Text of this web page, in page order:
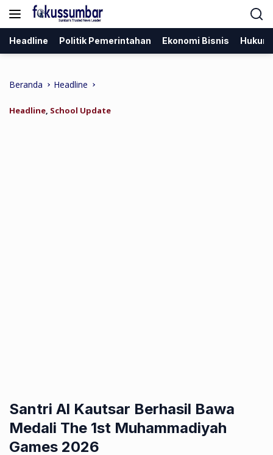
Langsung
Headline Politik Pemerintahan Ekonomi Bisnis Hukum
Beranda Headline
Headline, School Update
Santri Al Kautsar Berhasil Bawa
Medali The 1st Muhammadiyah
Games 2026